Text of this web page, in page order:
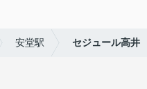
安堂駅 セジュール高井